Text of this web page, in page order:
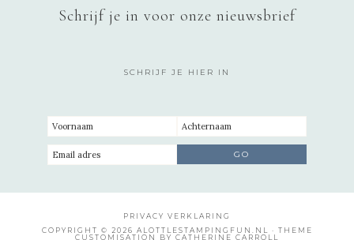
Schrijf je in voor onze nieuwsbrief
SCHRIJF JE HIER IN
PRIVACY VERKLARING
COPYRIGHT © 2026 ALOTTLESTAMPINGFUN.NL · THEME
CUSTOMISATION BY CATHERINE CARROLL